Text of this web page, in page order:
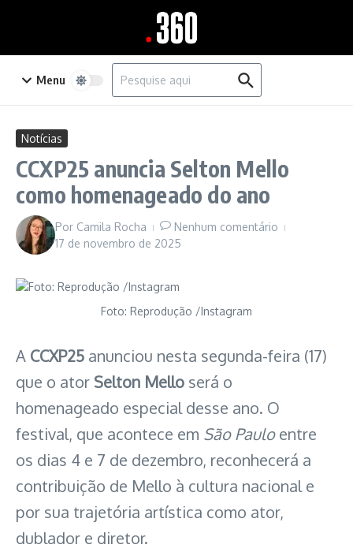
Menu
Procurar por:
Notícias
CCXP25 anuncia Selton Mello
como homenageado do ano
Por Camila Rocha
Nenhum comentário
17 de novembro de 2025
Foto: Reprodução /Instagram
A CCXP25 anunciou nesta segunda-feira (17)
que o ator Selton Mello será o
homenageado especial desse ano. O
festival, que acontece em São Pauloentre
os dias 4 e 7 de dezembro, reconhecerá a
contribuição de Mello à cultura nacional e
por sua trajetória artística como ator,
dublador e diretor.